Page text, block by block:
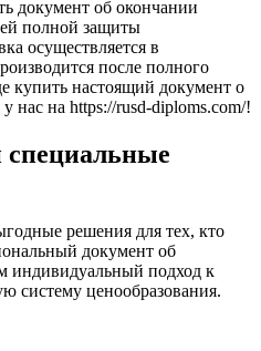
документ об окончании
полной защиты
осуществляется в
после полного
купить настоящий документ о
нас на https://rusd-diploms.com/!
решения для тех, кто
документ об
индивидуальный подход к
систему ценообразования.